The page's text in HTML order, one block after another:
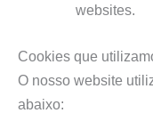
websites.
Cookies que
O nosso website
abaixo: